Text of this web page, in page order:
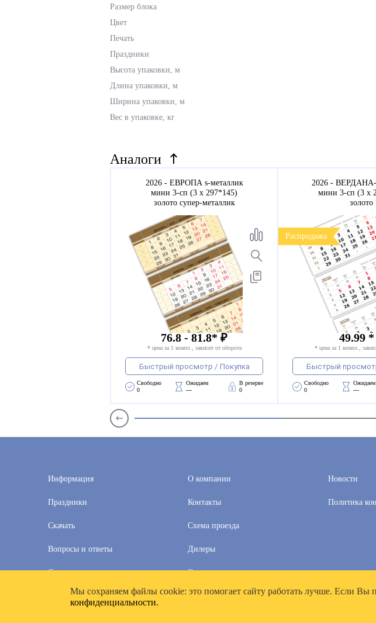
Размер блока
Цвет
Печать
Праздники
Высота упаковки, м
Длина упаковки, м
Ширина упаковки, м
Вес в упаковке, кг
Аналоги
2026 - ЕВРОПА s-металлик
мини 3-сп (3 х 297*145)
золото супер-металлик
76.8 - 81.8* ₽
* цена за 1 компл., зависит от оборота
Быстрый просмотр / Покупка
Свободно
0
Ожидаем
—
В резерве
0
Распродажа
2026 - ВЕРДАНА-
мини 3-сп (3 х
золото
49.99
* цена за 1 компл.,
Быстрый
Свободно
0
Ожидаем
—
Информация
Праздники
Скачать
Вопросы и ответы
Скидки
О компании
Контакты
Схема проезда
Дилеры
Оплата и доставка
Новости
Политика
2020–2026 © Компания «Полимат»: ООО «Все для календарей», ИНН 7718300356
Мы cохраняем файлы cookie: это помогает сайту работать лучше. Если Вы
конфиденциальности.